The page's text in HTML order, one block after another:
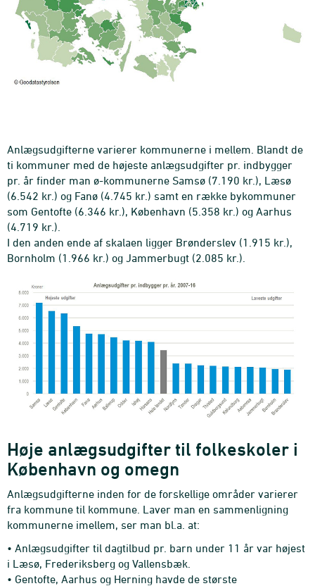
Anlægsudgifterne varierer kommunerne i mellem. Blandt de
ti kommuner med de højeste anlægsudgifter pr. indbygger
pr. år finder man ø-kommunerne Samsø (7.190 kr.), Læsø
(6.542 kr.) og Fanø (4.745 kr.) samt en række bykommuner
som Gentofte (6.346 kr.), København (5.358 kr.) og Aarhus
(4.719 kr.).
I den anden ende af skalaen ligger Brønderslev (1.915 kr.),
Bornholm (1.966 kr.) og Jammerbugt (2.085 kr.).
Høje anlægsudgifter til folkeskoler i
København og omegn
Anlægsudgifterne inden for de forskellige områder varierer
fra kommune til kommune. Laver man en sammenligning
kommunerne imellem, ser man bl.a. at:
• Anlægsudgifter til dagtilbud pr. barn under 11 år var højest
i Læsø, Frederiksberg og Vallensbæk.
• Gentofte, Aarhus og Herning havde de største